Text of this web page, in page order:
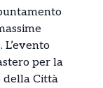
per la
della Città